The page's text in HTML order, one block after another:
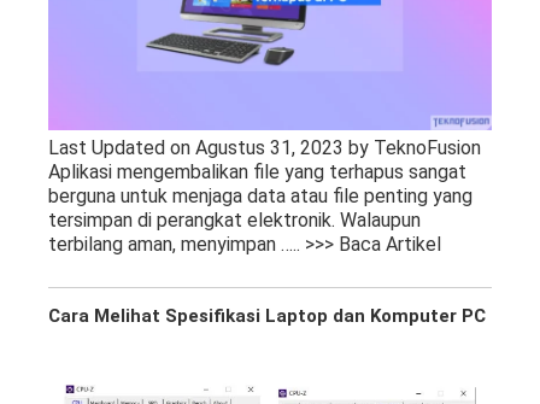
Last Updated on Agustus 31, 2023 by TeknoFusion
Aplikasi mengembalikan file yang terhapus sangat
berguna untuk menjaga data atau file penting yang
tersimpan di perangkat elektronik. Walaupun
terbilang aman, menyimpan ….. >>> Baca Artikel
Cara Melihat Spesifikasi Laptop dan Komputer PC